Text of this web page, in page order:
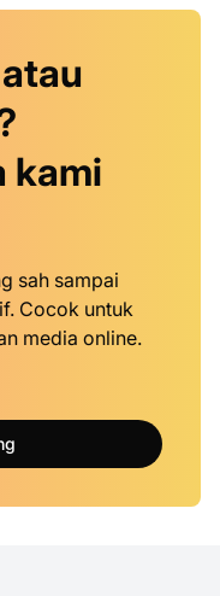
kami
sah sampai
Cocok untuk
media online.